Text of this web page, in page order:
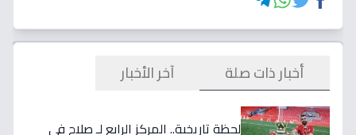
أخبار ذات صلة آخر الأخبار
لحظة تاريخية.. المركز الرابع لـ صلاح في